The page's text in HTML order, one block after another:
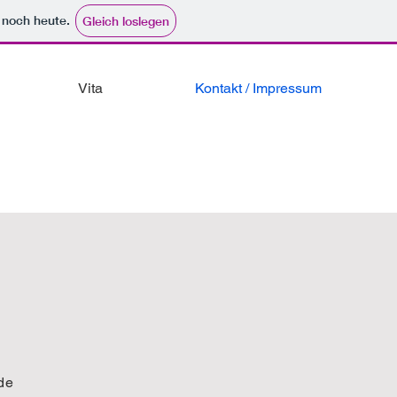
heute. Gleich loslegen
Vita Kontakt / Impressum